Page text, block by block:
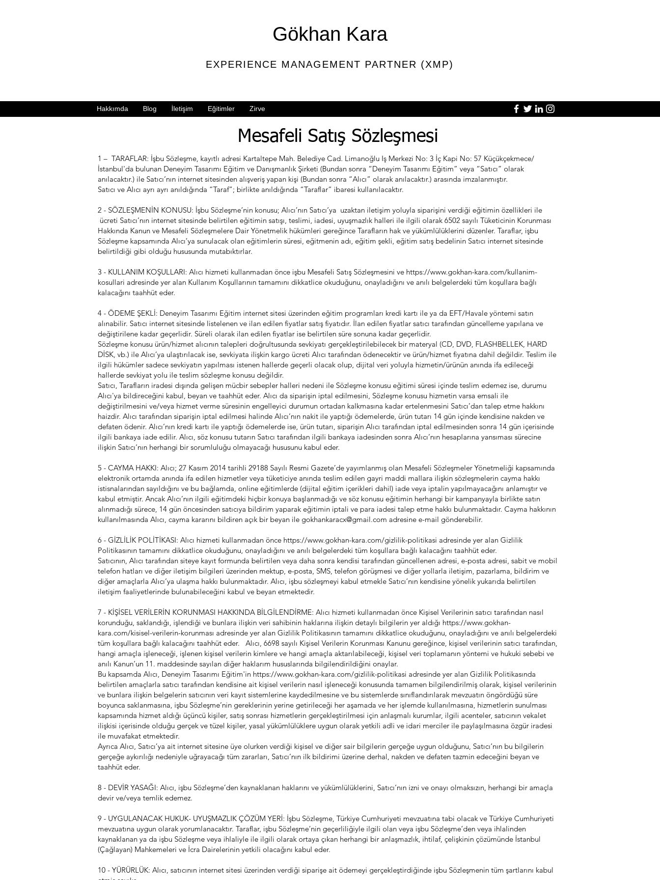
Gökhan Kara
EXPERIENCE MANAGEMENT PARTNER (XMP)
Hakkımda Blog İletişim Eğitimler Zirve
Mesafeli Satış Sözleşmesi
1 – TARAFLAR: İşbu Sözleşme, kayıtlı adresi Kartaltepe Mah. Belediye Cad. Limanoğlu Iş Merkezi No: 3 İç Kapi No: 57 Küçükçekmece/
İstanbul'da bulunan Deneyim Tasarımı Eğitim ve Danışmanlık Şirketi (Bundan sonra “Deneyim Tasarımı Eğitim” veya “Satıcı” olarak
anılacaktır.) ile Satıcı’nın internet sitesinden alışveriş yapan kişi (Bundan sonra “Alıcı” olarak anılacaktır.) arasında imzalanmıştır.
Satıcı ve Alıcı ayrı ayrı anıldığında “Taraf”; birlikte anıldığında “Taraflar” ibaresi kullanılacaktır.
2 - SÖZLEŞMENİN KONUSU: İşbu Sözleşme’nin konusu; Alıcı’nın Satıcı’ya uzaktan iletişim yoluyla siparişini verdiği eğitimin özellikleri ile
ücreti Satıcı’nın internet sitesinde belirtilen eğitimin satışı, teslimi, iadesi, uyuşmazlık halleri ile ilgili olarak 6502 sayılı Tüketicinin Korunması
Hakkında Kanun ve Mesafeli Sözleşmelere Dair Yönetmelik hükümleri gereğince Tarafların hak ve yükümlülüklerini düzenler. Taraflar, işbu
Sözleşme kapsamında Alıcı’ya sunulacak olan eğitimlerin süresi, eğitmenin adı, eğitim şekli, eğitim satış bedelinin Satıcı internet sitesinde
belirtildiği gibi olduğu hususunda mutabıktırlar.
3 - KULLANIM KOŞULLARI: Alıcı hizmeti kullanmadan önce işbu Mesafeli Satış Sözleşmesini ve https://www.gokhan-kara.com/kullanim-
kosullari adresinde yer alan Kullanım Koşullarının tamamını dikkatlice okuduğunu, onayladığını ve anılı belgelerdeki tüm koşullara bağlı
kalacağını taahhüt eder.
4 - ÖDEME ŞEKLİ: Deneyim Tasarımı Eğitim internet sitesi üzerinden eğitim programları kredi kartı ile ya da EFT/Havale yöntemi satın
alınabilir. Satıcı internet sitesinde listelenen ve ilan edilen fiyatlar satış fiyatıdır. İlan edilen fiyatlar satıcı tarafından güncelleme yapılana ve
değiştirilene kadar geçerlidir. Süreli olarak ilan edilen fiyatlar ise belirtilen süre sonuna kadar geçerlidir.
Sözleşme konusu ürün/hizmet alıcının talepleri doğrultusunda sevkiyatı gerçekleştirilebilecek bir materyal (CD, DVD, FLASHBELLEK, HARD
DİSK, vb.) ile Alıcı’ya ulaştırılacak ise, sevkiyata ilişkin kargo ücreti Alıcı tarafından ödenecektir ve ürün/hizmet fiyatına dahil değildir. Teslim ile
ilgili hükümler sadece sevkiyatın yapılması istenen hallerde geçerli olacak olup, dijital veri yoluyla hizmetin/ürünün anında ifa edileceği
hallerde sevkiyat yolu ile teslim sözleşme konusu değildir.
Satıcı, Tarafların iradesi dışında gelişen mücbir sebepler halleri nedeni ile Sözleşme konusu eğitimi süresi içinde teslim edemez ise, durumu
Alıcı'ya bildireceğini kabul, beyan ve taahhüt eder. Alıcı da siparişin iptal edilmesini, Sözleşme konusu hizmetin varsa emsali ile
değiştirilmesini ve/veya hizmet verme süresinin engelleyici durumun ortadan kalkmasına kadar ertelenmesini Satıcı’dan talep etme hakkını
haizdir. Alıcı tarafından siparişin iptal edilmesi halinde Alıcı’nın nakit ile yaptığı ödemelerde, ürün tutarı 14 gün içinde kendisine nakden ve
defaten ödenir. Alıcı’nın kredi kartı ile yaptığı ödemelerde ise, ürün tutarı, siparişin Alıcı tarafından iptal edilmesinden sonra 14 gün içerisinde
ilgili bankaya iade edilir. Alıcı, söz konusu tutarın Satıcı tarafından ilgili bankaya iadesinden sonra Alıcı’nın hesaplarına yansıması sürecine
ilişkin Satıcı’nın herhangi bir sorumluluğu olmayacağı hususunu kabul eder.
5 - CAYMA HAKKI: Alıcı; 27 Kasım 2014 tarihli 29188 Sayılı Resmi Gazete’de yayımlanmış olan Mesafeli Sözleşmeler Yönetmeliği kapsamında
elektronik ortamda anında ifa edilen hizmetler veya tüketiciye anında teslim edilen gayri maddi mallara ilişkin sözleşmelerin cayma hakkı
istisnalarından sayıldığını ve bu bağlamda, online eğitimlerde (dijital eğitim içerikleri dahil) iade veya iptalin yapılmayacağını anlamıştır ve
kabul etmiştir. Ancak Alıcı’nın ilgili eğitimdeki hiçbir konuya başlanmadığı ve söz konusu eğitimin herhangi bir kampanyayla birlikte satın
alınmadığı sürece, 14 gün öncesinden satıcıya bildirim yaparak eğitimin iptali ve para iadesi talep etme hakkı bulunmaktadır. Cayma hakkının
kullanılmasında Alıcı, cayma kararını bildiren açık bir beyan ile gokhankaracx@gmail.com adresine e-mail gönderebilir.
6 - GİZLİLİK POLİTİKASI: Alıcı hizmeti kullanmadan önce https://www.gokhan-kara.com/gizlilik-politikasi adresinde yer alan Gizlilik
Politikasının tamamını dikkatlice okuduğunu, onayladığını ve anılı belgelerdeki tüm koşullara bağlı kalacağını taahhüt eder.
Satıcının, Alıcı tarafından siteye kayıt formunda belirtilen veya daha sonra kendisi tarafından güncellenen adresi, e-posta adresi, sabit ve mobil
telefon hatları ve diğer iletişim bilgileri üzerinden mektup, e-posta, SMS, telefon görüşmesi ve diğer yollarla iletişim, pazarlama, bildirim ve
diğer amaçlarla Alıcı’ya ulaşma hakkı bulunmaktadır. Alıcı, işbu sözleşmeyi kabul etmekle Satıcı’nın kendisine yönelik yukarıda belirtilen
iletişim faaliyetlerinde bulunabileceğini kabul ve beyan etmektedir.
7 - KİŞİSEL VERİLERİN KORUNMASI HAKKINDA BİLGİLENDİRME: Alıcı hizmeti kullanmadan önce Kişisel Verilerinin satıcı tarafından nasıl
korunduğu, saklandığı, işlendiği ve bunlara ilişkin veri sahibinin haklarına ilişkin detaylı bilgilerin yer aldığı https://www.gokhan-
kara.com/kisisel-verilerin-korunması adresinde yer alan Gizlilik Politikasının tamamını dikkatlice okuduğunu, onayladığını ve anılı belgelerdeki
tüm koşullara bağlı kalacağını taahhüt eder. Alıcı, 6698 sayılı Kişisel Verilerin Korunması Kanunu gereğince, kişisel verilerinin satıcı tarafından,
hangi amaçla işleneceği, işlenen kişisel verilerin kimlere ve hangi amaçla aktarılabileceği, kişisel veri toplamanın yöntemi ve hukuki sebebi ve
anılı Kanun’un 11. maddesinde sayılan diğer haklarım hususlarında bilgilendirildiğini onaylar.
Bu kapsamda Alıcı, Deneyim Tasarımı Eğitim'in https://www.gokhan-kara.com/gizlilik-politikasi adresinde yer alan Gizlilik Politikasında
belirtilen amaçlarla satıcı tarafından kendisine ait kişisel verilerin nasıl işleneceği konusunda tamamen bilgilendirilmiş olarak, kişisel verilerinin
ve bunlara ilişkin belgelerin satıcının veri kayıt sistemlerine kaydedilmesine ve bu sistemlerde sınıflandırılarak mevzuatın öngördüğü süre
boyunca saklanmasına, işbu Sözleşme’nin gereklerinin yerine getirileceği her aşamada ve her işlemde kullanılmasına, hizmetlerin sunulması
kapsamında hizmet aldığı üçüncü kişiler, satış sonrası hizmetlerin gerçekleştirilmesi için anlaşmalı kurumlar, ilgili acenteler, satıcının vekalet
ilişkisi içerisinde olduğu gerçek ve tüzel kişiler, yasal yükümlülüklere uygun olarak yetkili adli ve idari merciler ile paylaşılmasına özgür iradesi
ile muvafakat etmektedir.
Ayrıca Alıcı, Satıcı’ya ait internet sitesine üye olurken verdiği kişisel ve diğer sair bilgilerin gerçeğe uygun olduğunu, Satıcı’nın bu bilgilerin
gerçeğe aykırılığı nedeniyle uğrayacağı tüm zararları, Satıcı’nın ilk bildirimi üzerine derhal, nakden ve defaten tazmin edeceğini beyan ve
taahhüt eder.
8 - DEVİR YASAĞI: Alıcı, işbu Sözleşme’den kaynaklanan haklarını ve yükümlülüklerini, Satıcı’nın izni ve onayı olmaksızın, herhangi bir amaçla
devir ve/veya temlik edemez.
9 - UYGULANACAK HUKUK- UYUŞMAZLIK ÇÖZÜM YERİ: İşbu Sözleşme, Türkiye Cumhuriyeti mevzuatına tabi olacak ve Türkiye Cumhuriyeti
mevzuatına uygun olarak yorumlanacaktır. Taraflar, işbu Sözleşme’nin geçerliliğiyle ilgili olan veya işbu Sözleşme’den veya ihlalinden
kaynaklanan ya da işbu Sözleşme veya ihlaliyle ile ilgili olarak ortaya çıkan herhangi bir anlaşmazlık, ihtilaf, çelişkinin çözümünde İstanbul
(Çağlayan) Mahkemeleri ve İcra Dairelerinin yetkili olacağını kabul eder.
10 - YÜRÜRLÜK: Alıcı, satıcının internet sitesi üzerinden verdiği siparişe ait ödemeyi gerçekleştirdiğinde işbu Sözleşmenin tüm şartlarını kabul